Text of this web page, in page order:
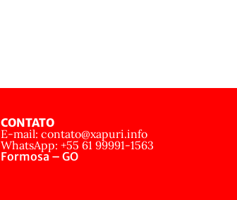
CONTATO
E-mail: contato@xapuri.info
WhatsApp: +55 61 99991-1563
Formosa – GO